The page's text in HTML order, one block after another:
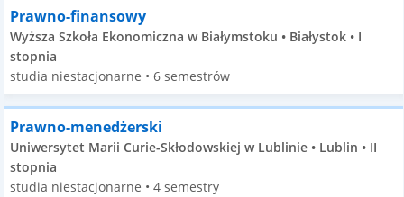
Prawno-finansowy
Wyższa Szkoła Ekonomiczna w Białymstoku • Białystok • I
stopnia
studia niestacjonarne • 6 semestrów
Prawno-menedżerski
Uniwersytet Marii Curie-Skłodowskiej w Lublinie • Lublin • II
stopnia
studia niestacjonarne • 4 semestry